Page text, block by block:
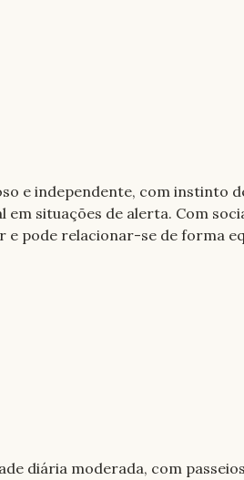
e independente, com instinto
em situações de alerta. Com
e pode relacionar-se de forma
diária moderada, com